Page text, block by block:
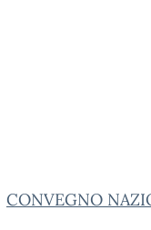
CONVEGNO